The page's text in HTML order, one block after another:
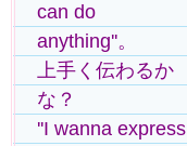
can do
anything''。
上手く伝わるか
な？
''I wanna express